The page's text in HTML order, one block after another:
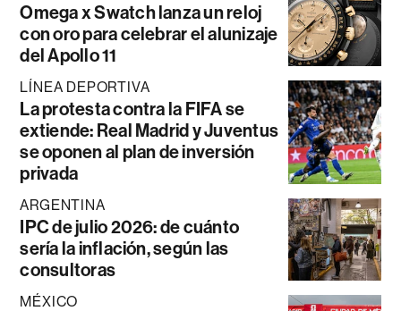
Omega x Swatch lanza un reloj
con oro para celebrar el alunizaje
del Apollo 11
LÍNEA DEPORTIVA
La protesta contra la FIFA se
extiende: Real Madrid y Juventus
se oponen al plan de inversión
privada
ARGENTINA
IPC de julio 2026: de cuánto
sería la inflación, según las
consultoras
MÉXICO